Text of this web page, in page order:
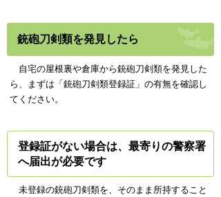
銃砲刀剣類を発見したら
自宅の屋根裏や倉庫から銃砲刀剣類を発見した
ら、まずは「銃砲刀剣類登録証」の有無を確認し
てください。
登録証がない場合は、最寄りの警察署
へ届出が必要です
未登録の銃砲刀剣類を、そのまま所持すること